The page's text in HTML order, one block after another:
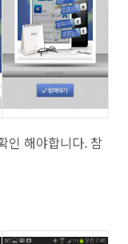
인 해야합니다. 참